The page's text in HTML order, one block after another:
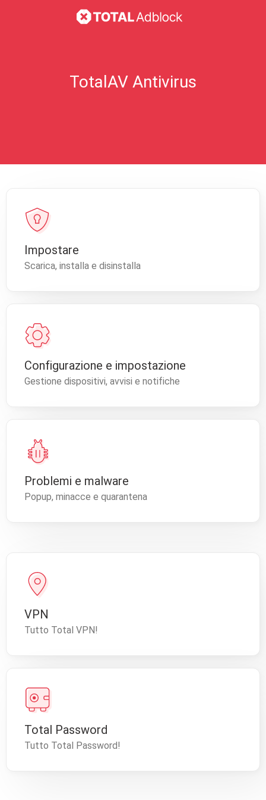
TotalAV Antivirus
Impostare
Scarica, installa e disinstalla
Configurazione e impostazione
Gestione dispositivi, avvisi e notifiche
Problemi e malware
Popup, minacce e quarantena
VPN
Tutto Total VPN!
Total Password
Tutto Total Password!